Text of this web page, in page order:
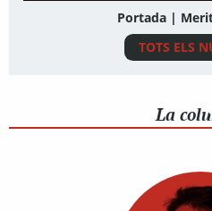
Portada |
TOTS ELS
La